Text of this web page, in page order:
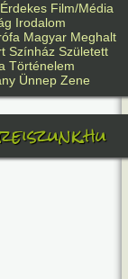
Érdekes Film/Média
Irodalom
Magyar Meghalt
Színház Született
Történelem
Ünnep Zene